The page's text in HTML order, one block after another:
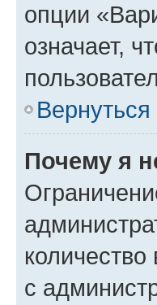
опции
означает,
Почему я
с